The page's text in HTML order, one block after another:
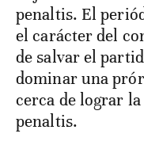
penaltis. El
el carácter del
de salvar el
dominar una
cerca de lograr
penaltis.